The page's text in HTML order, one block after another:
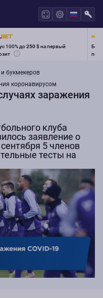
100% до250 $на первый
букмекеров
коронавирусом
заражения
клуба
заявление о
5 членов
тесты на